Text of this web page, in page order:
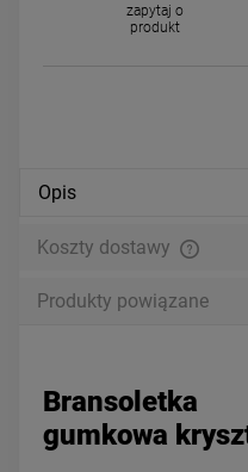
zapytaj o
produkt
Opis
Koszty dostawy
Produkty powiązane
Bransoletka
gumkowa